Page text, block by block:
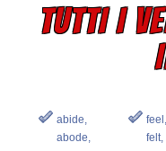
TUTTI I
abide,
abode,
felt,